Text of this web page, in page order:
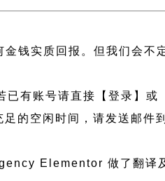
钱实质回报。但我们会
已有账号请直接【登录】或
足的空闲时间，请发送
Elementor 做了翻